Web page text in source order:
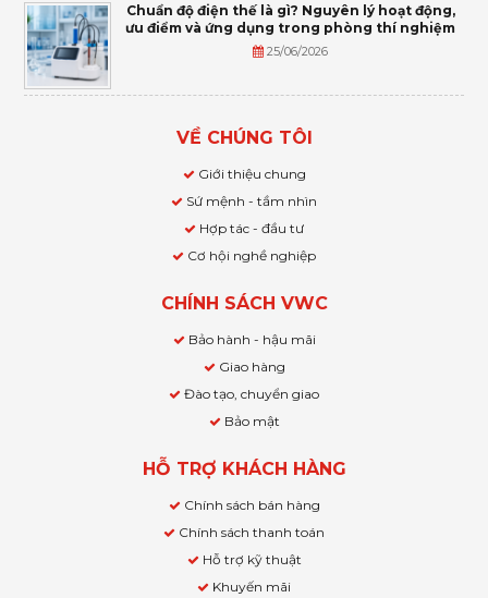
Chuẩn độ điện thế là gì? Nguyên lý hoạt động,
ưu điểm và ứng dụng trong phòng thí nghiệm
25/06/2026
VỀ CHÚNG TÔI
Giới thiệu chung
Sứ mệnh - tầm nhìn
Hợp tác - đầu tư
Cơ hội nghề nghiệp
CHÍNH SÁCH VWC
Bảo hành - hậu mãi
Giao hàng
Đào tạo, chuyển giao
Bảo mật
HỖ TRỢ KHÁCH HÀNG
Chính sách bán hàng
Chính sách thanh toán
Hỗ trợ kỹ thuật
Khuyến mãi